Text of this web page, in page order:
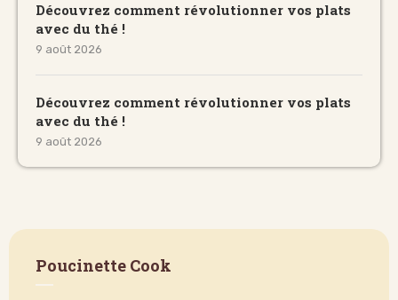
Découvrez comment révolutionner vos plats
avec du thé !
9 août 2026
Découvrez comment révolutionner vos plats
avec du thé !
9 août 2026
Poucinette Cook